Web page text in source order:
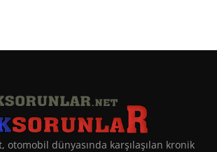
otomobil dünyasında karşılaşılan kronik